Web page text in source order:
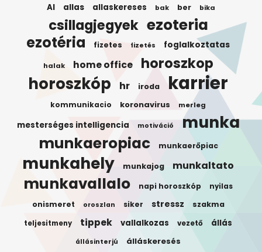
AI allas allaskereses bak ber bika
csillagjegyek ezoteria
ezotéria fizetes fizetés foglalkoztatas
halak home office horoszkop
horoszkóp hr iroda karrier
kommunikacio koronavirus merleg
mesterséges intelligencia motiváció munka
munkaeropiac munkaerőpiac
munkahely munkajog munkaltato
munkavallalo napi horoszkóp nyilas
onismeret oroszlan siker stressz szakma
teljesitmeny tippek vallalkozas vezető állás
állásinterjú álláskeresés